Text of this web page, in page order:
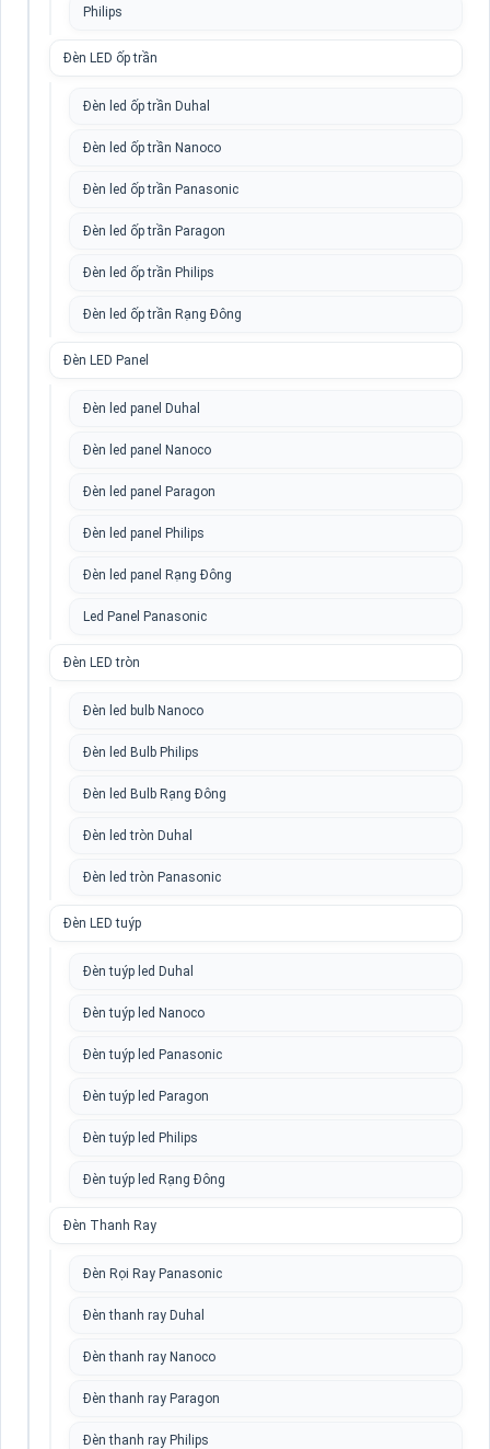
Philips
Đèn LED ốp trần
Đèn led ốp trần Duhal
Đèn led ốp trần Nanoco
Đèn led ốp trần Panasonic
Đèn led ốp trần Paragon
Đèn led ốp trần Philips
Đèn led ốp trần Rạng Đông
Đèn LED Panel
Đèn led panel Duhal
Đèn led panel Nanoco
Đèn led panel Paragon
Đèn led panel Philips
Đèn led panel Rạng Đông
Led Panel Panasonic
Đèn LED tròn
Đèn led bulb Nanoco
Đèn led Bulb Philips
Đèn led Bulb Rạng Đông
Đèn led tròn Duhal
Đèn led tròn Panasonic
Đèn LED tuýp
Đèn tuýp led Duhal
Đèn tuýp led Nanoco
Đèn tuýp led Panasonic
Đèn tuýp led Paragon
Đèn tuýp led Philips
Đèn tuýp led Rạng Đông
Đèn Thanh Ray
Đèn Rọi Ray Panasonic
Đèn thanh ray Duhal
Đèn thanh ray Nanoco
Đèn thanh ray Paragon
Đèn thanh ray Philips